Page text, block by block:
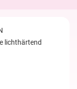
lichthärtend